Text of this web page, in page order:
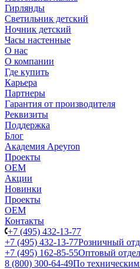
Гирлянды
Светильник детский
Ночник детский
Часы настенные
О нас
О компании
Где купить
Карьера
Партнеры
Гарантия от производителя
Реквизиты
Поддержка
Блог
Академия Apeyron
Проекты
ОЕМ
Акции
Новинки
Проекты
ОЕМ
Контакты
+7 (495) 432-13-77
+7 (495) 432-13-77Розничный
+7 (495) 162-85-55Оптовый отдел
8 (800) 300-64-49По